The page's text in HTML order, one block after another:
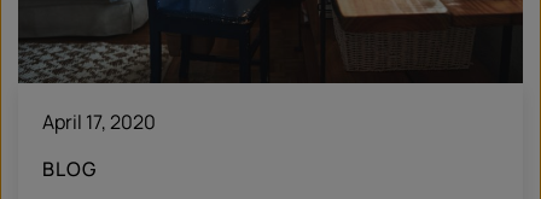
April 17, 2020
BLOG